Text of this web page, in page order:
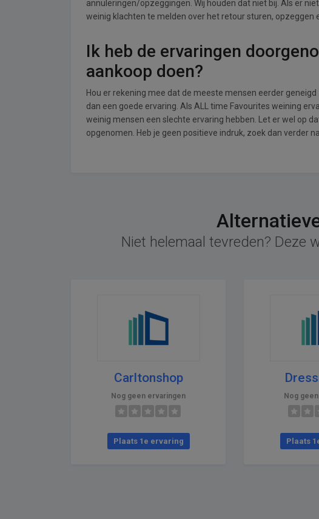
annuleringen/opzeggingen. Wij houden dat niet bij. Als er
weinig klachten te melden over het retour sturen, opzeggen
Ik heb de ervaringen
aankoop doen?
Hou er rekening mee dat de meeste mensen eerder
dan een goede ervaring. Als ALL time Favourites weining
weinig mensen een slechte ervaring hebben. Let er wel op
opgenomen. Heb je geen positieve indruk, zoek dan verder
Niet helemaal tevreden? Deze
Carltonshop
Nog geen ervaringen
Plaats 1e ervaring
Nog
Plaats